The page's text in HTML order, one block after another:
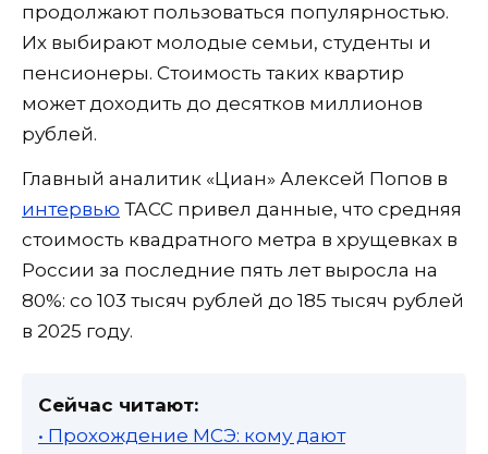
продолжают пользоваться популярностью.
Их выбирают молодые семьи, студенты и
пенсионеры. Стоимость таких квартир
может доходить до десятков миллионов
рублей.
Главный аналитик «Циан» Алексей Попов в
интервью ТАСС привел данные, что средняя
стоимость квадратного метра в хрущевках в
России за последние пять лет выросла на
80%: со 103 тысяч рублей до 185 тысяч рублей
в 2025 году.
Сейчас читают:
• Прохождение МСЭ: кому дают